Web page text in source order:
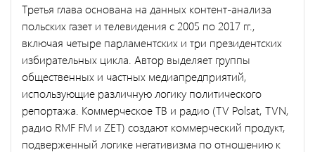
Третья глава основана на данных контент-анализа
польских газет и телевидения с 2005 по 2017 гг.,
включая четыре парламентских и три президентских
избирательных цикла. Автор выделяет группы
общественных и частных медиапредприятий,
использующие различную логику политического
репортажа. Коммерческое ТВ и радио (TV Polsat, TVN,
радио RMF FM и ZET) создают коммерческий продукт,
подверженный логике негативизма по отношению к